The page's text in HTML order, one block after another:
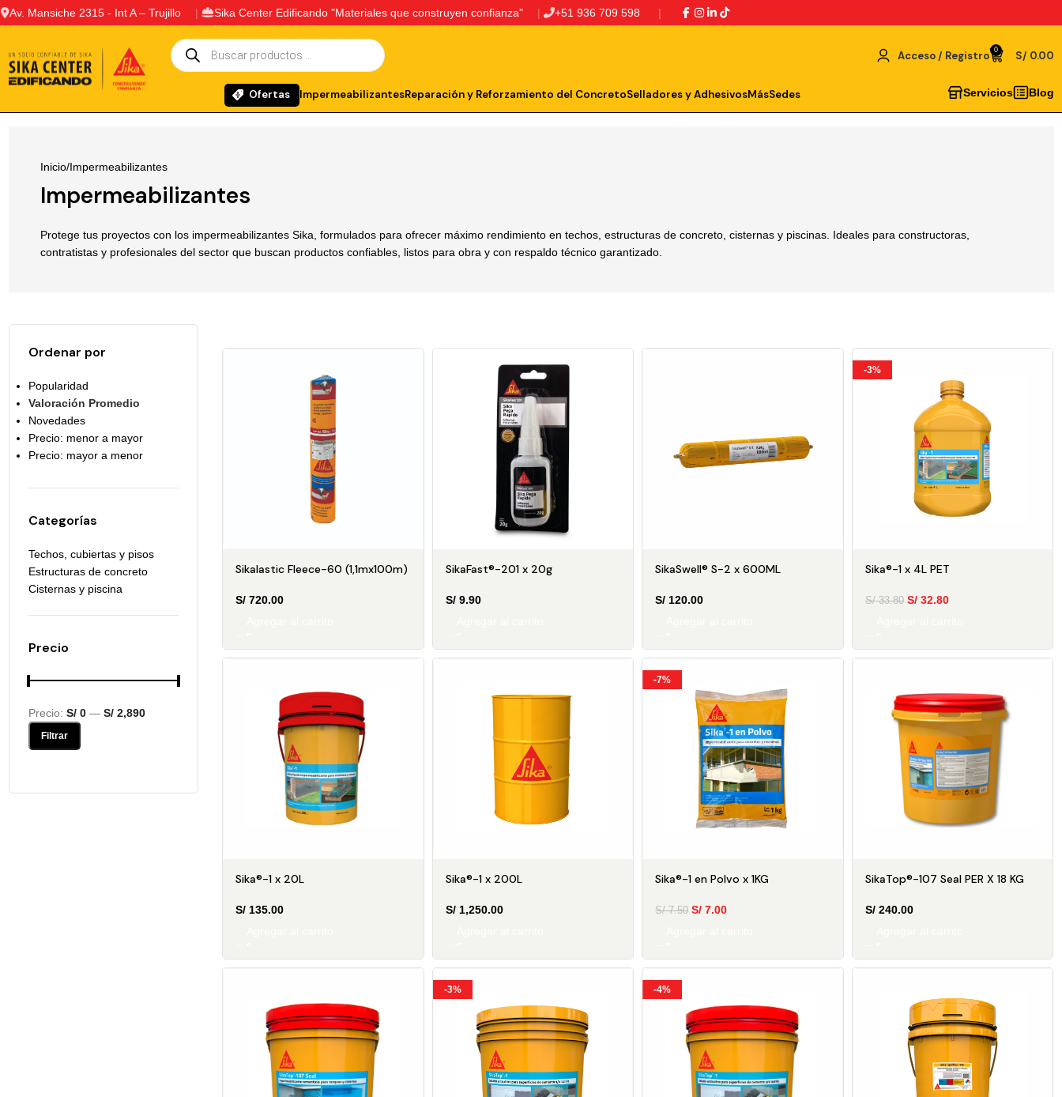
Av. Mansiche 2315 - Int A – Trujillo Sika Center Edificando "Materiales que construyen confianza" +51 936 709 598
Acceso / Registro 0 S/0.00
Ofertas ImpermeabilizantesReparación y Reforzamiento del ConcretoSelladores y AdhesivosMásSedes Servicios Blog
Inicio Impermeabilizantes
Impermeabilizantes
Protege tus proyectos con los impermeabilizantes Sika, formulados para ofrecer máximo rendimiento en techos, estructuras de concreto, cisternas y piscinas. Ideales para constructoras,
contratistas y profesionales del sector que buscan productos confiables, listos para obra y con respaldo técnico garantizado.
Ordenar por
Popularidad
Valoración Promedio
Novedades
Precio: menor a mayor
Precio: mayor a menor
Categorías
Techos, cubiertas y pisos
Estructuras de concreto
Cisternas y piscina
Precio
Filtrar
Precio: S/ 0— S/ 2,890
Sikalastic Fleece-60 (1,1mx100m)
S/ 720.00
SikaFast®-201 x 20g
S/9.90
SikaSwell® S-2 x 600ML
S/ 120.00
-3%
Sika®-1 x 4L PET
S/33.80 S/32.80
Sika®-1 x 20L
S/ 135.00
Sika®-1 x 200L
S/1,250.00
-7%
Sika®-1 en Polvo x 1KG
S/7.50 S/ 7.00
SikaTop®-107 Seal PER X 18 KG
S/240.00
-3% -4%